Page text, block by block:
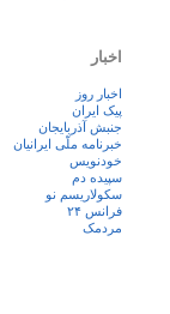
اخبار
اخبار روز
پيک ايران
جنبش آذربایجان
خبرنامه ملّی ایرانیان
خودنویس
سپیده دم
سکولاریسم نو
فرانس ۲۴
مردمک